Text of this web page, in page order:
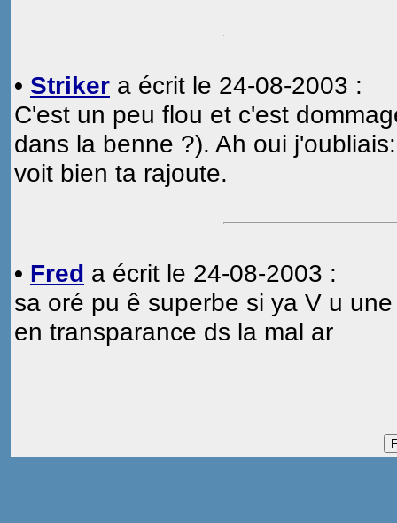
• Striker a écrit le 24-08-2003 :
C'est un peu flou et c'est
dans la benne ?). Ah oui
voit bien ta rajoute.
• Fred a écrit le 24-08-2003 :
sa oré pu ê superbe si ya V u
en transparance ds la mal ar